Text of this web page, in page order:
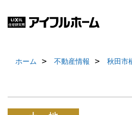
ホーム 不動産情報 秋田市